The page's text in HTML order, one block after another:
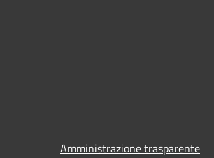
Amministrazione trasparente